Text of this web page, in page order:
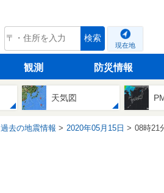
tenki.jp 検索
現在地
観測 防災情報
天気図
過去の地震情報 2020年05月15日 08時21